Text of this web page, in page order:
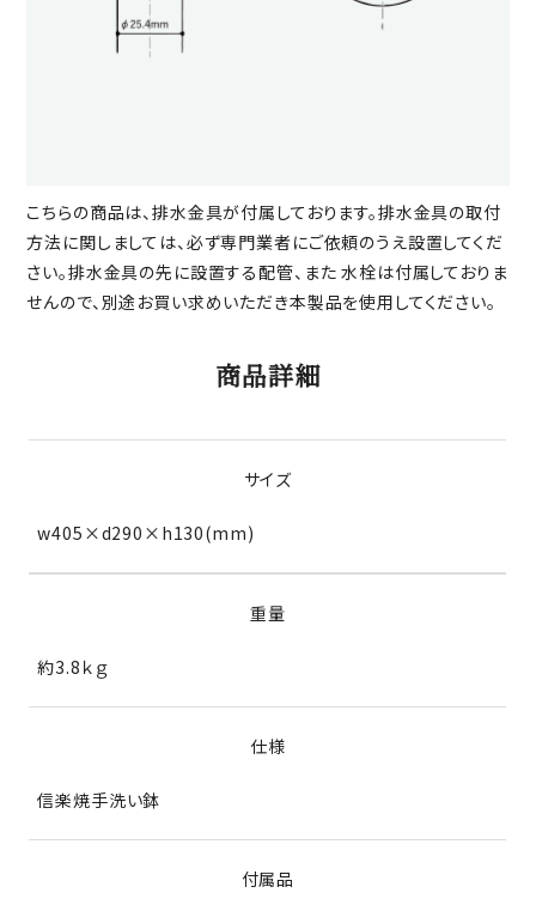
こちらの商品は、排水金具が付属しております。排水金具の取付
方法に関しましては、必ず専門業者にご依頼のうえ設置してくだ
さい。排水金具の先に設置する配管、また 水栓は付属しておりま
せんので、別途お買い求めいただき本製品を使用してください。
商品詳細
サイズ
w405×d290×h130(mm)
重量
約3.8ｋｇ
仕様
信楽焼手洗い鉢
付属品